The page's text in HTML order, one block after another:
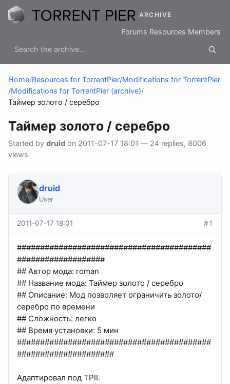
ARCHIVE
Forums Resources Members
Home/Resources for TorrentPier/Modifications for TorrentPier
/Modifications for TorrentPier (archive)/
Таймер золото / серебро
Таймер золото / серебро
Started by druid on 2011-07-17 18:01 — 24 replies, 8006
views
druid
User
2011-07-17 18:01 #1
##########################################
###################
## Автор мода: roman
## Название мода: Таймер золото / серебро
## Описание: Мод позволяет ограничить золото/
серебро по времени
## Сложность: легко
## Время установки: 5 мин
##########################################
#####################
Адаптировал под TPII.